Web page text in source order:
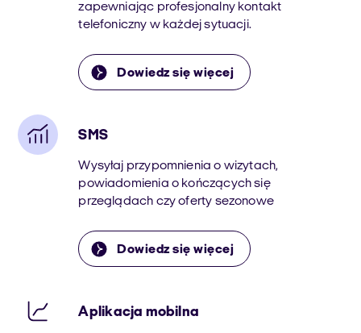
zapewniając profesjonalny kontakt
telefoniczny w każdej sytuacji.
Dowiedz się więcej
SMS
Wysyłaj przypomnienia o wizytach,
powiadomienia o kończących się
przeglądach czy oferty sezonowe
Dowiedz się więcej
Aplikacja mobilna